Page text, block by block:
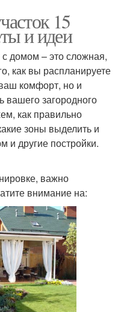
15
и идеи
домом – это сложная,
как вы распланируете
комфорт, но и
вашего загородного
как правильно
зоны выделить и
и другие постройки.
важно
внимание на: